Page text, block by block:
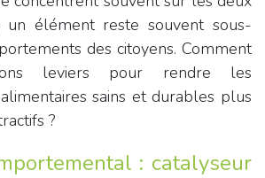
un élément reste souvent sous-
des citoyens. Comment
leviers pour rendre les
sains et durables plus
?
: catalyseur